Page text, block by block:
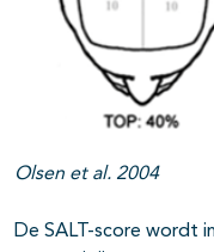
Olsen et al. 2004
De SALT-score wordt